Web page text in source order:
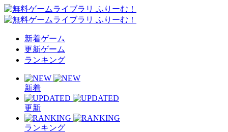
新着ゲーム
更新ゲーム
ランキング
新着
更新
ランキング